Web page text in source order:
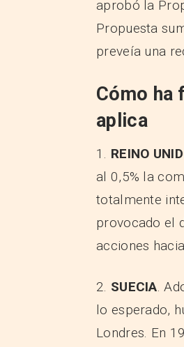
aprobó la
Propuesta
preveía una
Cómo ha
aplica
1. REINO
al 0,5% la
totalmente
provocado el
acciones
2. SUECIA.
lo esperado,
Londres. En